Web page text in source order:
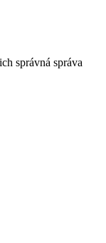
správná správa